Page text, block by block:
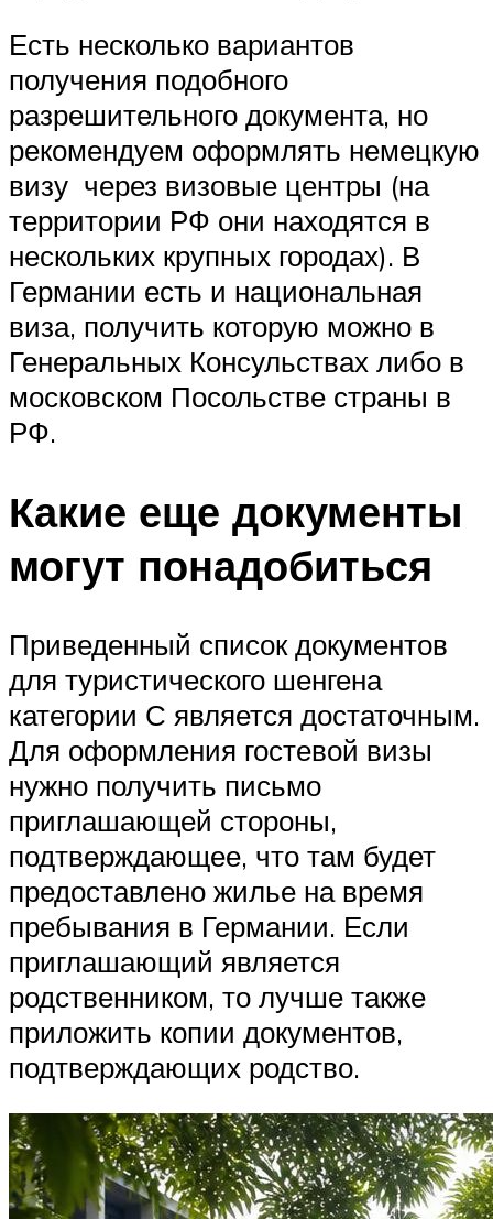
Есть несколько вариантов
получения подобного
разрешительного документа, но
рекомендуем оформлять немецкую
визу через визовые центры (на
территории РФ они находятся в
нескольких крупных городах). В
Германии есть и национальная
виза, получить которую можно в
Генеральных Консульствах либо в
московском Посольстве страны в
РФ.
Какие еще документы
могут понадобиться
Приведенный список документов
для туристического шенгена
категории С является достаточным.
Для оформления гостевой визы
нужно получить письмо
приглашающей стороны,
подтверждающее, что там будет
предоставлено жилье на время
пребывания в Германии. Если
приглашающий является
родственником, то лучше также
приложить копии документов,
подтверждающих родство.